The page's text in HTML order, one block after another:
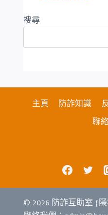
搜尋
主頁 防詐知識
聯
© 2026 防詐互助室 {